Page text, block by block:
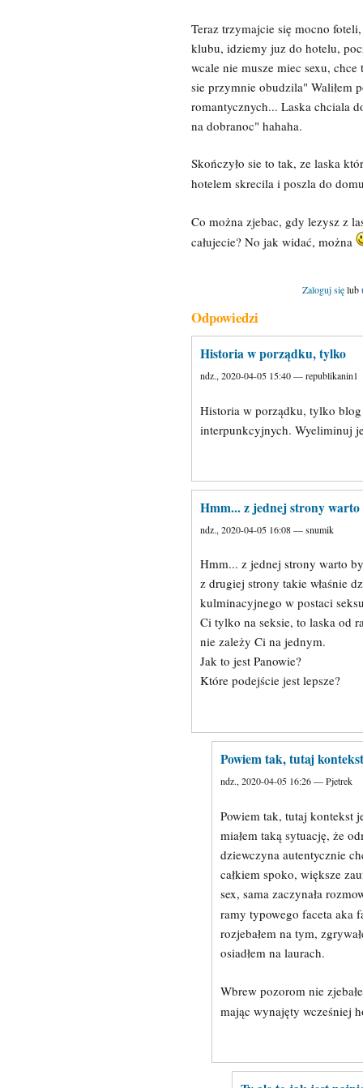
Teraz trzymajcie się mocno
klubu, idziemy juz do hotelu,
wcale nie musze miec sexu,
sie przymnie obudzila" Waliłem
romantycznych... Laska chciala
na dobranoc" hahaha.
Skończyło sie to tak, ze laska
hotelem skrecila i poszla do
Co można zjebac, gdy lezysz z
całujecie? No jak widać, można
Zaloguj sięlub
Odpowiedzi
Historia w porządku, tylko
ndz., 2020-04-05 15:40 — republikanin1
Historia w porządku, tylko
interpunkcyjnych. Wyeliminuj
Hmm... z jednej strony warto
ndz., 2020-04-05 16:08 — snumik
Hmm... z jednej strony warto
z drugiej strony takie właśnie
kulminacyjnego w postaci
Ci tylko na seksie, to laska od
nie zależy Ci na jednym.
Jak to jest Panowie?
Które podejście jest lepsze?
Powiem tak, tutaj
ndz., 2020-04-05 16:26 — Pjetrek
Powiem tak, tutaj kontekst
miałem taką sytuację, że
dziewczyna autentycznie
całkiem spoko, większe
sex, sama zaczynała
ramy typowego faceta aka
rozjebałem na tym,
osiadłem na laurach.
Wbrew pozorom nie
mając wynajęty wcześniej